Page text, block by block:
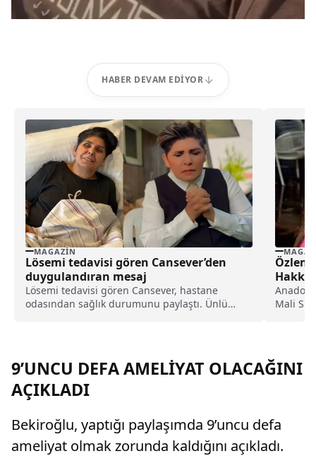
HABER DEVAM EDIYOR
MAGAZIN
Lösemi tedavisi gören Cansever’den
duygulandıran mesaj
Lösemi tedavisi gören Cansever, hastane
odasından sağlık durumunu paylaştı. Ünlü
Özlem
Anadolu
Mali
9’UNCU DEFA AMELİYAT OLACAĞINI
AÇIKLADI
Bekiroğlu, yaptığı paylaşımda 9’uncu defa
ameliyat olmak zorunda kaldığını açıkladı.